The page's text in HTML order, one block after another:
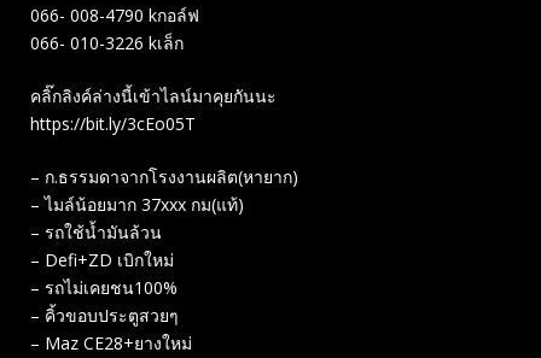
066- 008-4790 kกอล์ฟ
066- 010-3226 kเล็ก
คลิ๊กลิงค์ล่างนี้เข้าไลน์มาคุยกันนะ
https://bit.ly/3cEo05T
– ก.ธรรมดาจากโรงงานผลิต(หายาก)
– ไมล์น้อยมาก 37xxx กม(แท้)
– รถใช้น้ำมันล้วน
– Defi+ZD เบิกใหม่
– รถไม่เคยชน100%
– คิ้วขอบประตูสวยๆ
– Maz CE28+ยางใหม่